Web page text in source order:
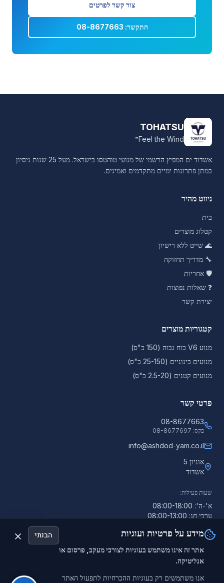
צור קשר לפרטים
התקשר: 08-8677663
TOHATSU
Feel the Wind™
אשדוד ים המפיץ הרשמי של מנועי טוהטסו בישראל. מעל 25 שנות ניסיון
במתן פתרונות ימיים מתקדמים ואמינים.
ניווט מהיר
בית
קטלוג מוצרים
🌊 שייט ללא רישיון
🔧 מדריך תחזוקה
🛡️ אחריות
❓ שאלות נפוצות
יצירת קשר
קטגוריות מוצרים
מנוע V6 כוח גבוה (150 כ"ס)
מנועים בינוניים (25-150 כ"ס)
מנועים קטנים (2.5-20 כ"ס)
פרטי קשר
08-8677663
פקס: 08-8677697
info@ashdod-yam.co.il
אוניון 5
אשדוד
שעות פעילות:
א'-ה': 08:00-18:00
ערבי חג: 08:00-13:00
אשדוד ים - המפיץ הרשמי של טוהטסו בישראל
מידע על פרטיות ועוגיות
אתר זה אינו משתמש בעוגיות לצורכי מעקב, פרסום או
אנליטיקה.
אנו משתמשים רק בעוגיות ההכרחיות לתפעול האתר
הבנתי